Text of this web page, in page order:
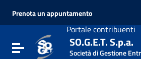
Vai al menu di navigazione
Prenota un appuntamento
Portale contribuenti
Attiva / disattiva la navigazione
SO.G.E.T. S.p.a.
Società di Gestione